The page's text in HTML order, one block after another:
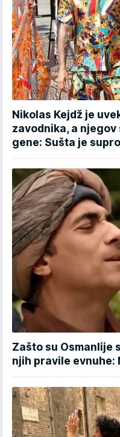
Nikolas Kejdž je
zavodnika, a
gene: Sušta je
Zašto su Osmanlije
njih pravile evnuhe: